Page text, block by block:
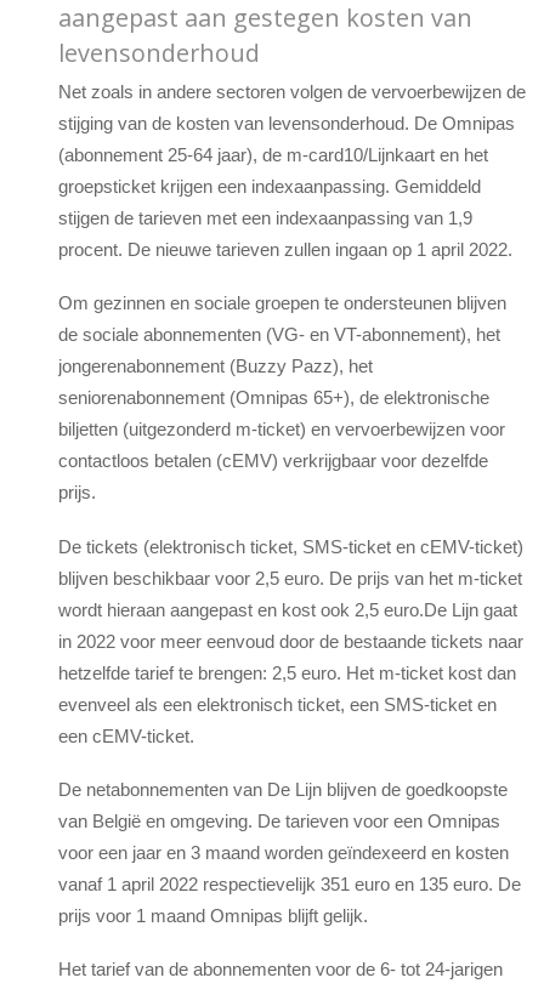
aangepast aan gestegen kosten van
levensonderhoud
Net zoals in andere sectoren volgen de vervoerbewijzen de
stijging van de kosten van levensonderhoud. De Omnipas
(abonnement 25-64 jaar), de m-card10/Lijnkaart en het
groepsticket krijgen een indexaanpassing. Gemiddeld
stijgen de tarieven met een indexaanpassing van 1,9
procent. De nieuwe tarieven zullen ingaan op 1 april 2022.
Om gezinnen en sociale groepen te ondersteunen blijven
de sociale abonnementen (VG- en VT-abonnement), het
jongerenabonnement (Buzzy Pazz), het
seniorenabonnement (Omnipas 65+), de elektronische
biljetten (uitgezonderd m-ticket) en vervoerbewijzen voor
contactloos betalen (cEMV) verkrijgbaar voor dezelfde
prijs.
De tickets (elektronisch ticket, SMS-ticket en cEMV-ticket)
blijven beschikbaar voor 2,5 euro. De prijs van het m-ticket
wordt hieraan aangepast en kost ook 2,5 euro.De Lijn gaat
in 2022 voor meer eenvoud door de bestaande tickets naar
hetzelfde tarief te brengen: 2,5 euro. Het m-ticket kost dan
evenveel als een elektronisch ticket, een SMS-ticket en
een cEMV-ticket.
De netabonnementen van De Lijn blijven de goedkoopste
van België en omgeving. De tarieven voor een Omnipas
voor een jaar en 3 maand worden geïndexeerd en kosten
vanaf 1 april 2022 respectievelijk 351 euro en 135 euro. De
prijs voor 1 maand Omnipas blijft gelijk.
Het tarief van de abonnementen voor de 6- tot 24-jarigen